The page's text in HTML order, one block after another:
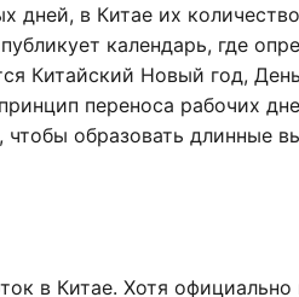
в Китае их
календарь, где
Китайский Новый год,
переноса рабочих
образовать длинные
в Китае. Хотя